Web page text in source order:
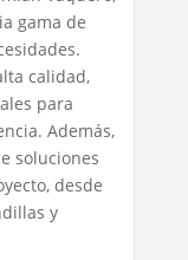
gama de
calidad,
para
Además,
soluciones
desde
y